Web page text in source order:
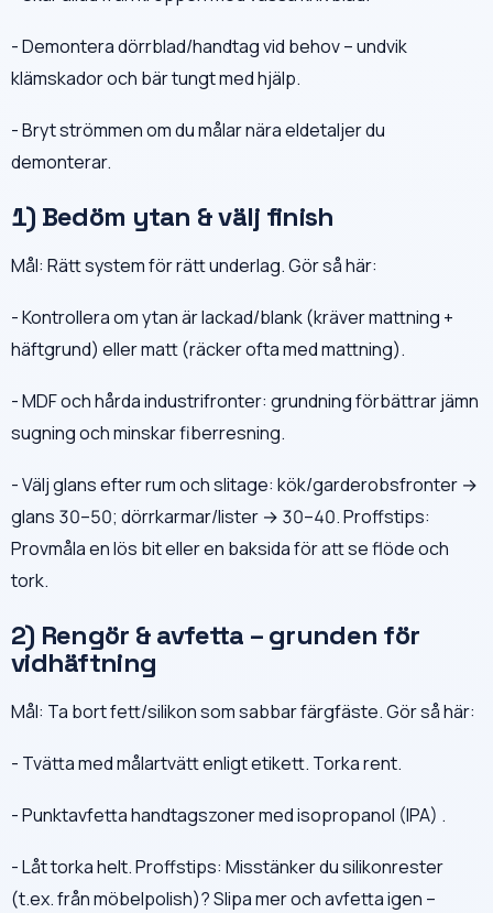
- Demontera dörrblad/handtag vid behov – undvik
klämskador och bär tungt med hjälp.
- Bryt strömmen om du målar nära eldetaljer du
demonterar.
1) Bedöm ytan & välj finish
Mål: Rätt system för rätt underlag. Gör så här:
- Kontrollera om ytan är lackad/blank (kräver mattning +
häftgrund) eller matt (räcker ofta med mattning).
- MDF och hårda industrifronter: grundning förbättrar jämn
sugning och minskar fiberresning.
- Välj glans efter rum och slitage: kök/garderobsfronter →
glans 30–50; dörrkarmar/lister → 30–40. Proffstips:
Provmåla en lös bit eller en baksida för att se flöde och
tork.
2) Rengör & avfetta – grunden för
vidhäftning
Mål: Ta bort fett/silikon som sabbar färgfäste. Gör så här:
- Tvätta med målartvätt enligt etikett. Torka rent.
- Punktavfetta handtagszoner med isopropanol (IPA) .
- Låt torka helt. Proffstips: Misstänker du silikonrester
(t.ex. från möbelpolish)? Slipa mer och avfetta igen –